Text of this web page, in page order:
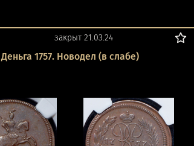
закрыт 21.03.24
Деньга 1757. Новодел (в слабе)